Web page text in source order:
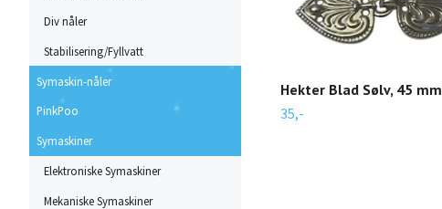
Div nåler
Stabilisering/Fyllvatt
Symaskin-nåler
PinkPoo
Symaskiner
Elektroniske Symaskiner
Mekaniske Symaskiner
Hekter Blad Sølv, 45 mm
35,-